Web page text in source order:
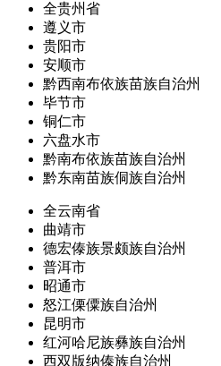
全贵州省
遵义市
贵阳市
安顺市
黔西南布依族苗族自治州
毕节市
铜仁市
六盘水市
黔南布依族苗族自治州
黔东南苗族侗族自治州
全云南省
曲靖市
德宏傣族景颇族自治州
普洱市
昭通市
怒江傈僳族自治州
昆明市
红河哈尼族彝族自治州
西双版纳傣族自治州